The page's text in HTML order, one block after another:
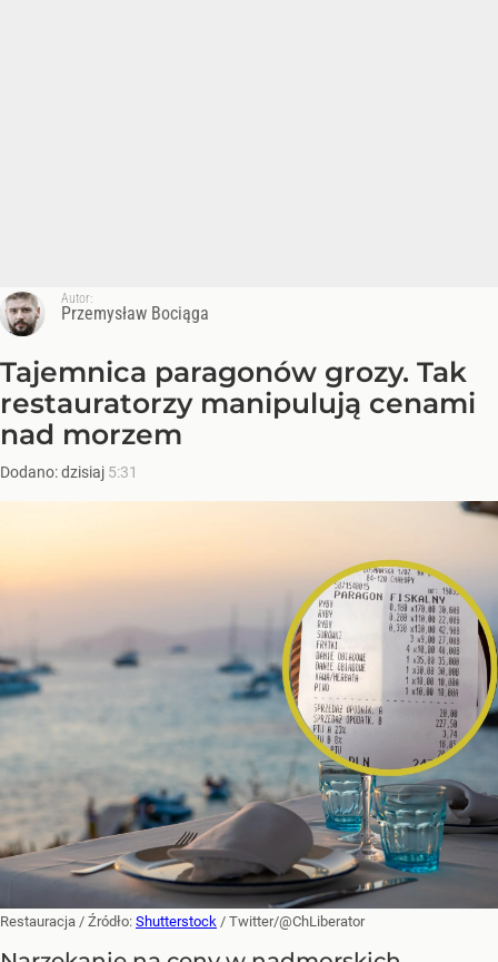
Autor:
Przemysław Bociąga
Tajemnica paragonów grozy. Tak
restauratorzy manipulują cenami
nad morzem
Dodano:dzisiaj 5:31
Restauracja / Źródło: Shutterstock / Twitter/@ChLiberator